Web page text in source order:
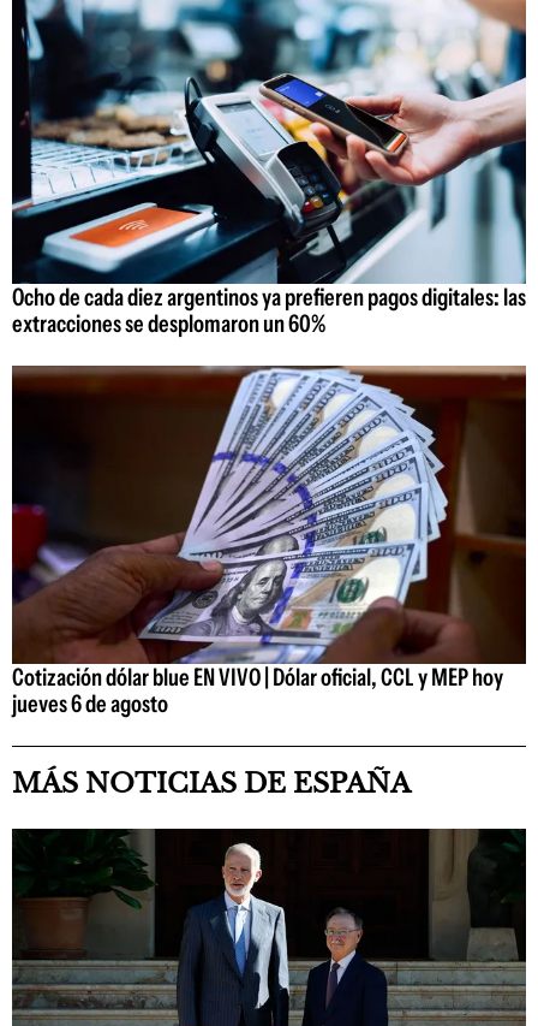
Ocho de cada diez argentinos ya prefieren pagos digitales: las
extracciones se desplomaron un 60%
Cotización dólar blue EN VIVO | Dólar oficial, CCL y MEP hoy
jueves 6 de agosto
MÁS NOTICIAS DE ESPAÑA